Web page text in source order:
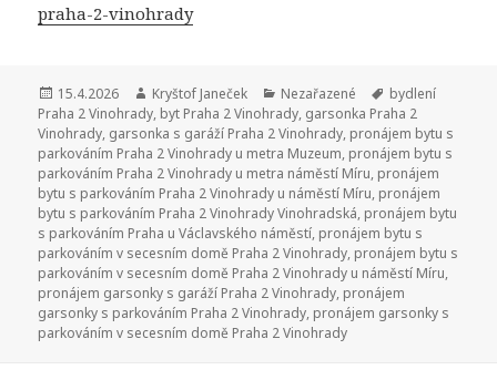
praha-2-vinohrady
Publikováno:
15.4.2026 Autor:
Kryštof Janeček Rubriky:
Nezařazené Štítky:
bydlení
Praha 2 Vinohrady, byt Praha 2 Vinohrady, garsonka Praha 2
Vinohrady, garsonka s garáží Praha 2 Vinohrady, pronájem bytu s
parkováním Praha 2 Vinohrady u metra Muzeum, pronájem bytu s
parkováním Praha 2 Vinohrady u metra náměstí Míru, pronájem
bytu s parkováním Praha 2 Vinohrady u náměstí Míru, pronájem
bytu s parkováním Praha 2 Vinohrady Vinohradská, pronájem bytu
s parkováním Praha u Václavského náměstí, pronájem bytu s
parkováním v secesním domě Praha 2 Vinohrady, pronájem bytu s
parkováním v secesním domě Praha 2 Vinohrady u náměstí Míru,
pronájem garsonky s garáží Praha 2 Vinohrady, pronájem
garsonky s parkováním Praha 2 Vinohrady, pronájem garsonky s
parkováním v secesním domě Praha 2 Vinohrady